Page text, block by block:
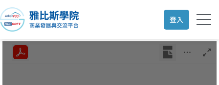
至
主
要
登入